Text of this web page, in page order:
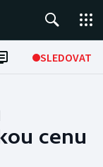
SLEDOVAT
cenu